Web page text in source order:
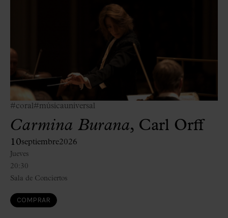
#coral#músicauniversal
Carmina Burana, Carl Orff
10septiembre2026
20:30
Jueves
Sala de Conciertos
COMPRAR